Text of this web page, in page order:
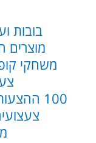
בובות
מוצרים
משחקי
100 ההצעות הנבחרות